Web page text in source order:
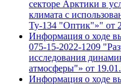
секторе Арктики в
климата с
Ту-134 "Оптик"»" от
Информация о ходе
075-15-2022-1209
исследования
атмосферы"» от
Информация о ходе